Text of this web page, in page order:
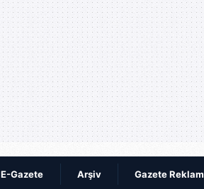
E-Gazete Arşiv Gazete Reklam